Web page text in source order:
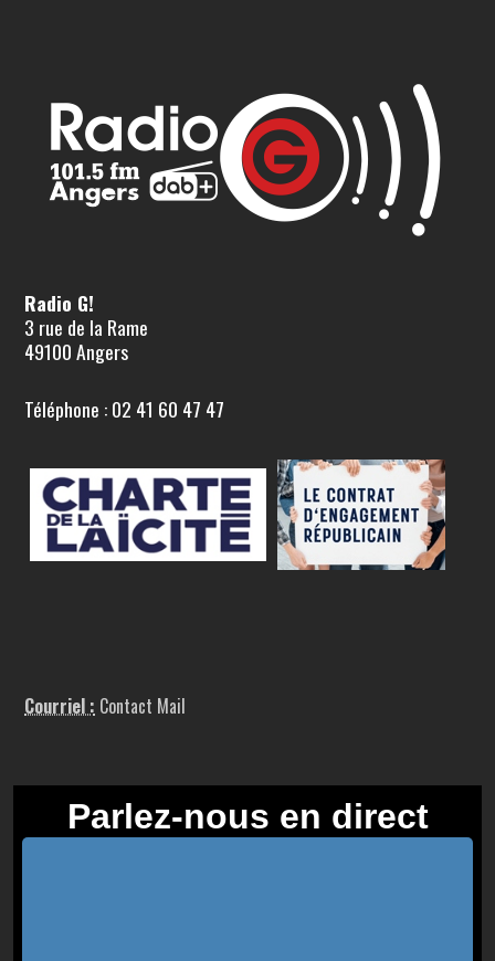
Radio G!
3 rue de la Rame
49100 Angers
Téléphone : 02 41 60 47 47
Courriel : Contact Mail